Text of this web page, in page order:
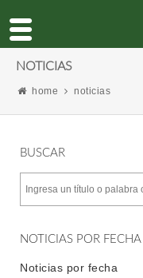
NOTICIAS
home noticias
BUSCAR
NOTICIAS POR FECHA
Noticias por fecha